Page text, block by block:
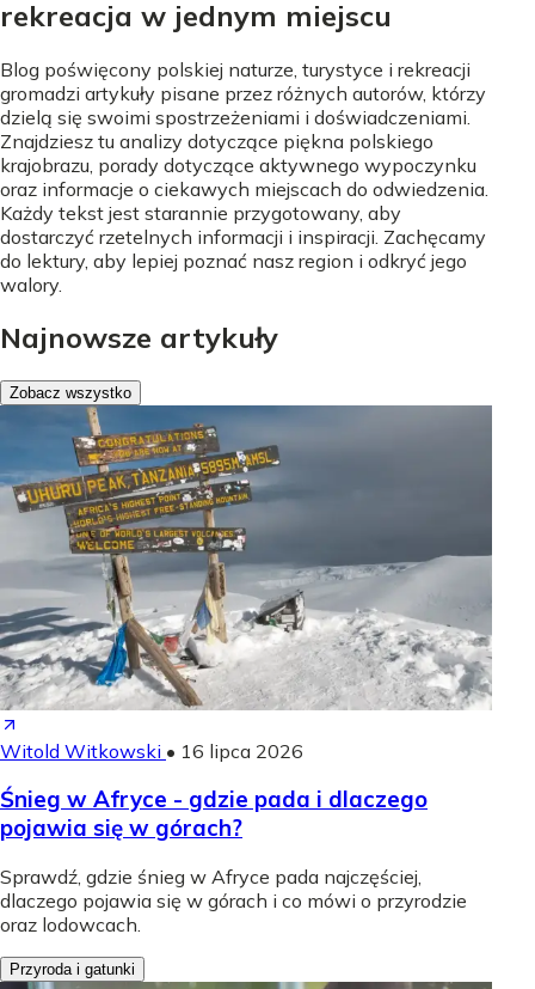
rekreacja w jednym miejscu
Blog poświęcony polskiej naturze, turystyce i rekreacji
gromadzi artykuły pisane przez różnych autorów, którzy
dzielą się swoimi spostrzeżeniami i doświadczeniami.
Znajdziesz tu analizy dotyczące piękna polskiego
krajobrazu, porady dotyczące aktywnego wypoczynku
oraz informacje o ciekawych miejscach do odwiedzenia.
Każdy tekst jest starannie przygotowany, aby
dostarczyć rzetelnych informacji i inspiracji. Zachęcamy
do lektury, aby lepiej poznać nasz region i odkryć jego
walory.
Najnowsze artykuły
Zobacz wszystko
Witold Witkowski • 16 lipca 2026
Śnieg w Afryce - gdzie pada i dlaczego
pojawia się w górach?
Sprawdź, gdzie śnieg w Afryce pada najczęściej,
dlaczego pojawia się w górach i co mówi o przyrodzie
oraz lodowcach.
Przyroda i gatunki